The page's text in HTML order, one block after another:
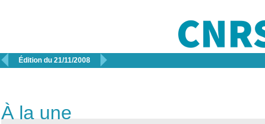
 Édition du 21/11/2008 
À la une